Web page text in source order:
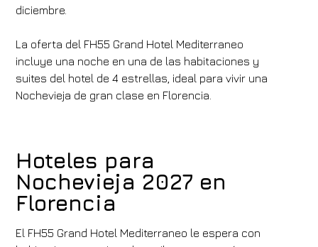
diciembre.
La oferta del FH55 Grand Hotel Mediterraneo
incluye una noche en una de las habitaciones y
suites del hotel de 4 estrellas, ideal para vivir una
Nochevieja de gran clase en Florencia.
Hoteles para
Nochevieja 2027 en
Florencia
El FH55 Grand Hotel Mediterraneo le espera con